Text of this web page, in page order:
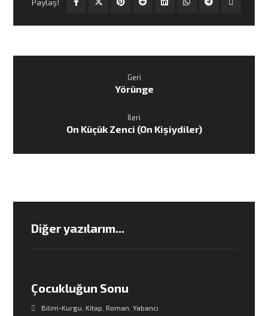
Geri
Yörünge
İleri
On Küçük Zenci (On Kişiydiler)
Diğer yazılarım...
Çocukluğun Sonu
Bilim-Kurgu Kitap ,Roman ,Yabancı